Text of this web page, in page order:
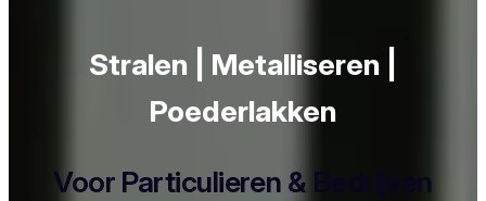
Stralen | Metalliseren |
Poederlakken
Voor Particulieren & Bedrijven